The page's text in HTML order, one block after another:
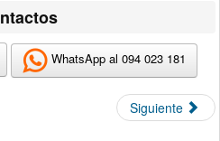
WhatsApp al 094 023 181
Siguiente